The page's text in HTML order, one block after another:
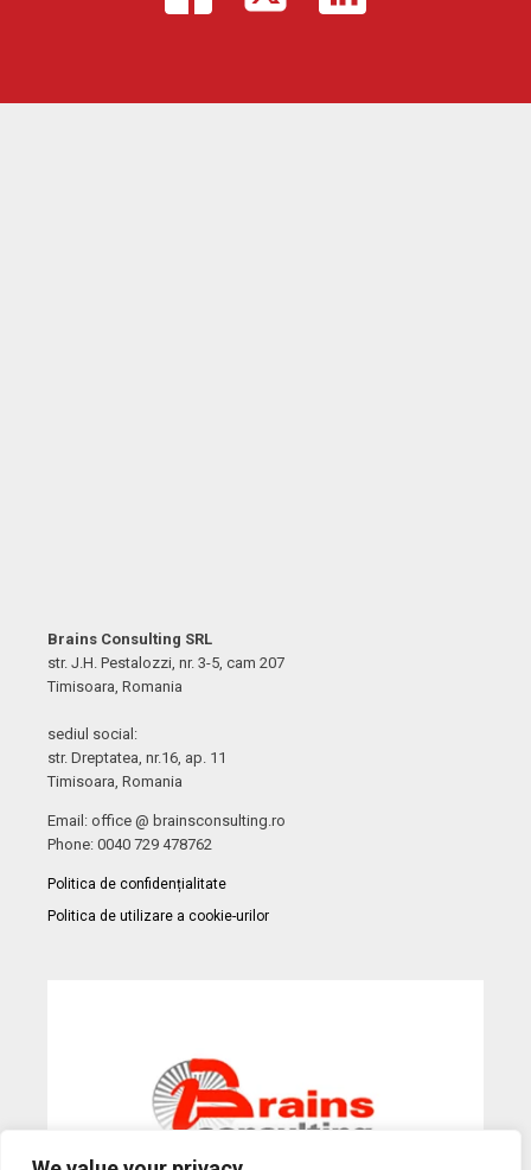
Brains Consulting SRL
str. J.H. Pestalozzi, nr. 3-5, cam 207
Timisoara, Romania
sediul social:
str. Dreptatea, nr.16, ap. 11
Timisoara, Romania
Email: office @ brainsconsulting.ro
Phone: 0040 729 478762
Politica de confidențialitate
Politica de utilizare a cookie-urilor